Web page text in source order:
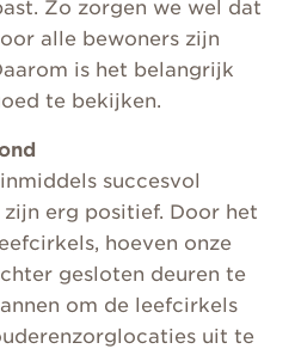
Zo zorgen we wel dat
alle bewoners zijn
is het belangrijk
te bekijken.
succesvol
erg positief. Door het
hoeven onze
gesloten deuren te
om de leefcirkels
uit te